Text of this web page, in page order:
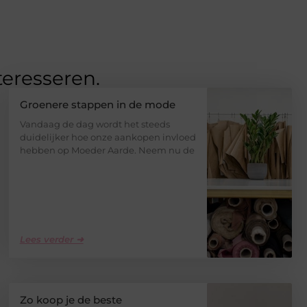
Groenere stappen in de mode
Vandaag de dag wordt het steeds
duidelijker hoe onze aankopen invloed
hebben op Moeder Aarde. Neem nu de
Lees verder ➜
Zo koop je de beste